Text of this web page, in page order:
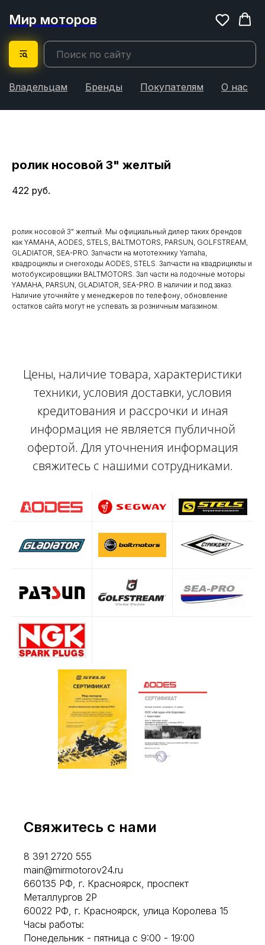
Мир моторов
Владельцам Бренды Покупателям О нас
ролик носовой 3" желтый
422 руб.
ролик носовой 3" желтый. Мы официальный дилер таких брендов
как YAMAHA, AODES, STELS, BALTMOTORS, PARSUN, GOLFSTREAM,
GLADIATOR, SEA-PRO. Запчасти на мототехнику Yamaha,
квадроциклы и снегоходы AODES, STELS. Запчасти на квадрициклы и
мотобуксировщики BALTMOTORS. Зап части на лодочные моторы
YAMAHA, PARSUN, GLADIATOR, SEA-PRO. В наличии и под заказ.
Наличие уточняйте у менеджеров по телефону, обновление
остатков сайта могут не успевать за розничным магазином.
Цены, наличие товара, характеристики
техники, условия доставки, условия
кредитования и рассрочки и иная
информация не является публичной
офертой. Для уточнения информация
свяжитесь с нашими сотрудниками.
Свяжитесь с нами
8 391 2720 555
main@mirmotorov24.ru
660135 РФ, г. Красноярск, проспект
Металлургов 2Р
60022 РФ, г. Красноярск, улица Королева 15
Часы работы:
Понедельник - пятница с 9:00 - 19:00